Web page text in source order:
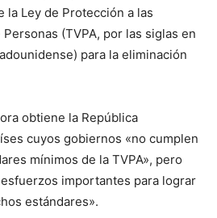
la Ley de Protección a las
(TVPA, por las siglas en
para la eliminación
obtiene la República
cuyos gobiernos «no cumplen
mínimos de la TVPA», pero
importantes para lograr
estándares».